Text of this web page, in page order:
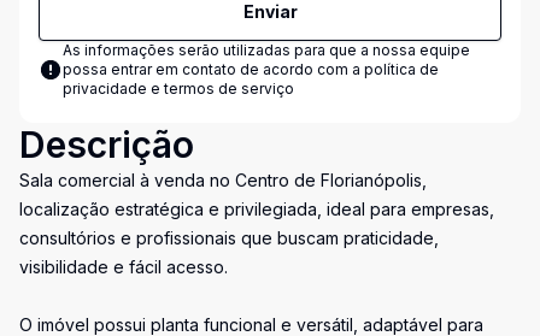
Enviar
As informações serão utilizadas para que a nossa equipe
possa entrar em contato de acordo com a política de
privacidade e termos de serviço
Descrição
Sala comercial à venda no Centro de Florianópolis,
localização estratégica e privilegiada, ideal para empresas,
consultórios e profissionais que buscam praticidade,
visibilidade e fácil acesso.
O imóvel possui planta funcional e versátil, adaptável para